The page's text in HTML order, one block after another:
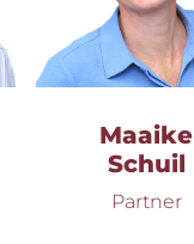
Maaike
Schuil
Partner